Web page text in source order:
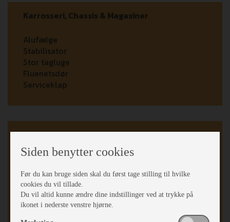
Karrosseri, Chassis & Magasiner
Alufælge
Stabilisator
Stor tagluge
Fluenetsdør
Serviceklap
Køkken - Bad & Toilet
3 gasblus
Køleskab
Emhætte
Ovn
Gas bageovn
Siden benytter cookies
Før du kan bruge siden skal du først tage stilling til hvilke
cookies du vil tillade.
Du vil altid kunne ændre dine indstillinger ved at trykke på
ikonet i nederste venstre hjørne.